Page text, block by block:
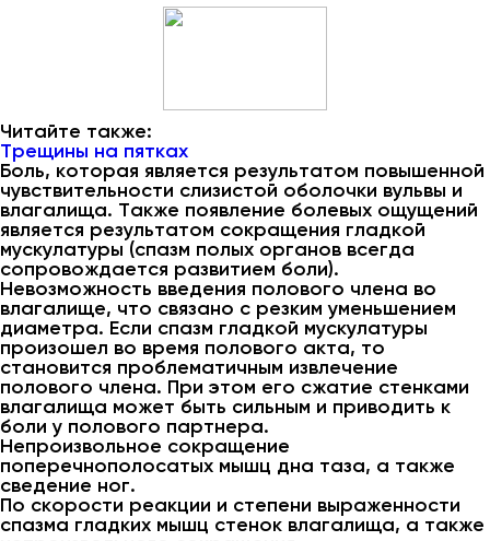
Читайте также:
Трещины на пятках
Боль, которая является результатом повышенной
чувствительности слизистой оболочки вульвы и
влагалища. Также появление болевых ощущений
является результатом сокращения гладкой
мускулатуры (спазм полых органов всегда
сопровождается развитием боли).
Невозможность введения полового члена во
влагалище, что связано с резким уменьшением
диаметра. Если спазм гладкой мускулатуры
произошел во время полового акта, то
становится проблематичным извлечение
полового члена. При этом его сжатие стенками
влагалища может быть сильным и приводить к
боли у полового партнера.
Непроизвольное сокращение
поперечнополосатых мышц дна таза, а также
сведение ног.
По скорости реакции и степени выраженности
спазма гладких мышц стенок влагалища, а также